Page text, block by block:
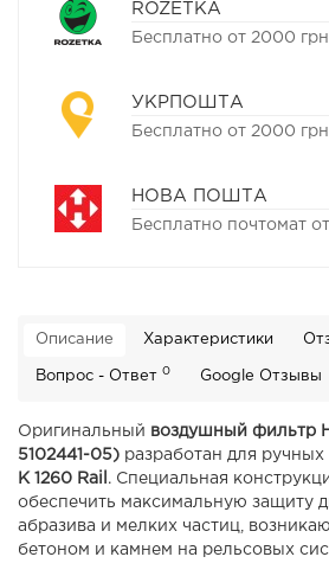
ROZETKA
Бесплатно от 2000 грн
УКРПОШТА
Бесплатно от 2000 грн
НОВА ПОШТА
Бесплатно почтомат
Описание Характеристики
Вопрос - Ответ 0 Google Отзывы
Оригинальный воздушный фильтр
5102441-05) разработан для ручных
K 1260 Rail . Специальная
обеспечить максимальную защиту
абразива и мелких частиц,
бетоном и камнем на рельсовых